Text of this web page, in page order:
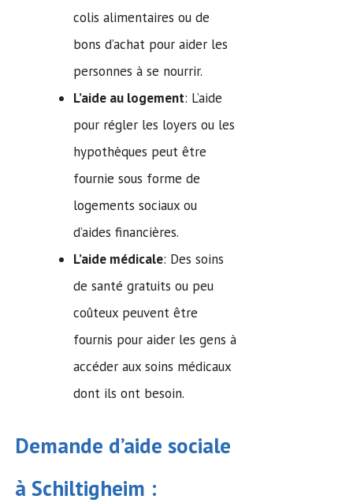
colis alimentaires ou de
bons d’achat pour aider les
personnes à se nourrir.
L’aide au logement: L’aide
pour régler les loyers ou les
hypothèques peut être
fournie sous forme de
logements sociaux ou
d’aides financières.
L’aide médicale: Des soins
de santé gratuits ou peu
coûteux peuvent être
fournis pour aider les gens à
accéder aux soins médicaux
dont ils ont besoin.
Demande d’aide sociale
à Schiltigheim :